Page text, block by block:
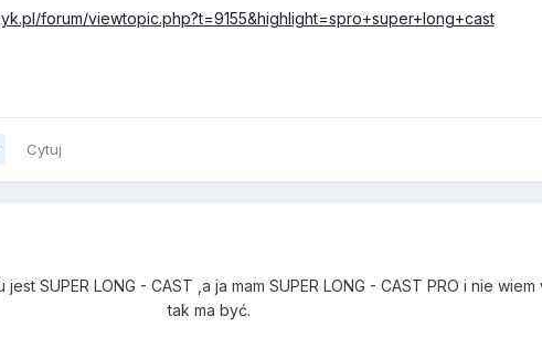
forum/viewtopic.php?t=9155&highlight=spro+super+long+cast
Cytuj
SUPER LONG - CAST ,a ja mam SUPER LONG - CAST PRO i nie wiem
tak ma być.